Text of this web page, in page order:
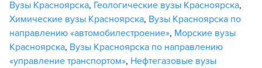
Вузы Красноярска, Геологические вузы Красноярска,
Химические вузы Красноярска, Вузы Красноярска по
направлению «автомобилестроение», Морские вузы
Красноярска, Вузы Красноярска по направлению
«управление транспортом», Нефтегазовые вузы